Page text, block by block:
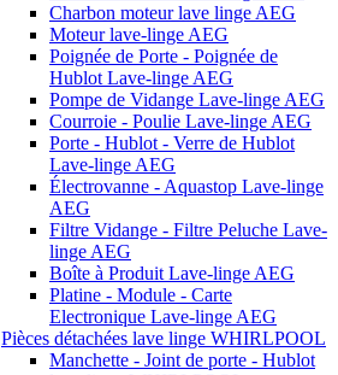
Charbon moteur lave linge AEG
Moteur lave-linge AEG
Poignée de Porte - Poignée de
Hublot Lave-linge AEG
Pompe de Vidange Lave-linge AEG
Courroie - Poulie Lave-linge AEG
Porte - Hublot - Verre de Hublot
Lave-linge AEG
Électrovanne - Aquastop Lave-linge
AEG
Filtre Vidange - Filtre Peluche Lave-
linge AEG
Boîte à Produit Lave-linge AEG
Platine - Module - Carte
Electronique Lave-linge AEG
Pièces détachées lave linge WHIRLPOOL
Manchette - Joint de porte - Hublot